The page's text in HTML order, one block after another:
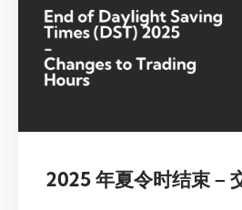
2025 年夏令时结束 –